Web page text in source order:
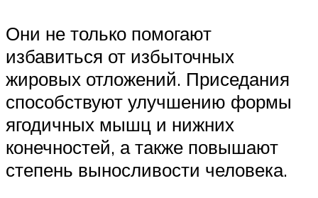
Они не только помогают
избавиться от избыточных
жировых отложений. Приседания
способствуют улучшению формы
ягодичных мышц и нижних
конечностей, а также повышают
степень выносливости человека.